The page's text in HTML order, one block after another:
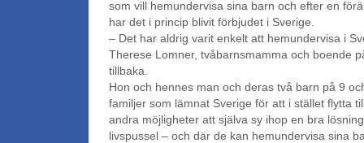
som vill hemundervisa sina barn och efter en
har det i princip blivit förbjudet i Sverige.
– Det har aldrig varit enkelt att hemundervisa i
Therese Lomner, tvåbarnsmamma och boende
tillbaka.
Hon och hennes man och deras två barn på 9
familjer som lämnat Sverige för att i stället flytta
andra möjligheter att själva sy ihop en bra
livspussel – och där de kan hemundervisa sina